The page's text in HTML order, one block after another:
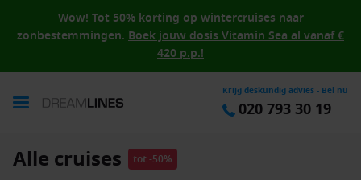
Wow! Tot 50% korting op wintercruises naar
zonbestemmingen. Boek jouw dosis Vitamin Sea al vanaf €
420 p.p.!
Krijg deskundig advies - Bel nu
020 793 30 19
Alle cruises tot -50%